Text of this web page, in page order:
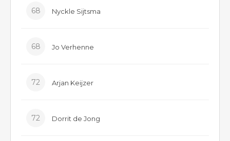
68 Nyckle Sijtsma
68 Jo Verhenne
72 Arjan Keijzer
72 Dorrit de Jong